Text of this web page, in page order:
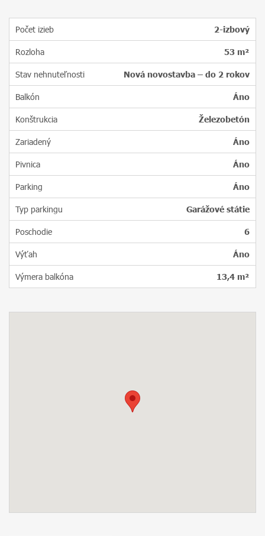
Počet izieb 2-izbový
Rozloha 53 m²
Stav nehnuteľnosti Nová novostavba – do 2 rokov
Balkón Áno
Konštrukcia Železobetón
Zariadený Áno
Pivnica Áno
Parking Áno
Typ parkingu Garážové státie
Poschodie 6
Výťah Áno
Výmera balkóna 13,4 m²